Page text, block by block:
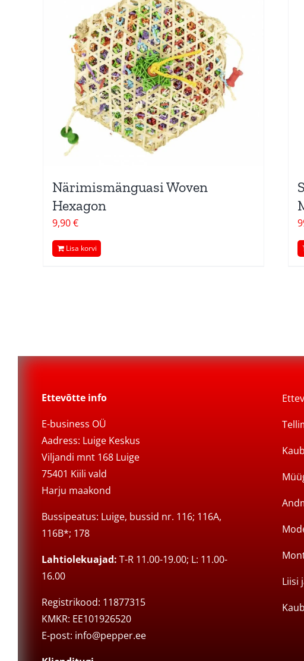
Närimismänguasi Woven
Hexagon
9,90€
Lisa korvi
Ettevõtte info
E-business OÜ
Aadress: Luige Keskus
Viljandi mnt 168 Luige
75401 Kiili vald
Harju maakond
Bussipeatus: Luige, bussid nr. 116; 116A,
116B*; 178
Lahtiolekuajad: T-R 11.00-19.00; L: 11.00-
16.00
Registrikood: 11877315
KMKR: EE101926520
E-post: info@pepper.ee
Liisi